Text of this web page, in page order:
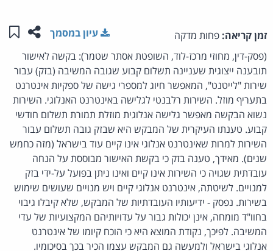
זמן קריאה: פחות מדקה שתפו
עיון במסמך
(פסק-דין, מחוזי מרכז-לוד, השופטת אסתר שטמר): בקשה לאישור
תובענה ייצוגית שעניינה תשלום קבוע שגובה המשיבה (בזק) עבור
שירות "לייטנט", המאפשר חיוג למספרי גישה של ספקיות אינטרנט
בתעריף מוזל. השירות רלבנטי לגלישה באינטרנט האנלוגי. השירות
נשוא הבקשה מאפשר גלישה אנלוגית מוזלת תמורת תשלום חודשי
קבוע. טענתו העיקרית של המבקש היא שבזק גובה תשלום עבור
השירות למרות שאינטרנט אנלוגי אינו קיים עוד בישראל (מזה כחמש
שנים). מאידך, טענה בזק כי בקשת האישור מבוססת על הנחה
עובדתית שגויה כי השירות אינו קיים ואינו ניתן בפועל על-ידי בזק
למנויים. לשיטתה, אינטרנט אנלוגי קיים ויש מנויים שעושים שימוש
בשירות. נפסק - ידיעותיו העובדתיות של המבקש, שלא קיבלו גיבוי
בחוו"ד מומחה, אינן יכולות גבור על עדויותיהם המקצועיות של עדי
המשיבה. לפיכך, נקודת המוצא היא כי הוכח קיומו של אינטרנט
אנלוגי בישראל ולמעשה גם המבקש עצמו הכיר בכך בסיכומיו.